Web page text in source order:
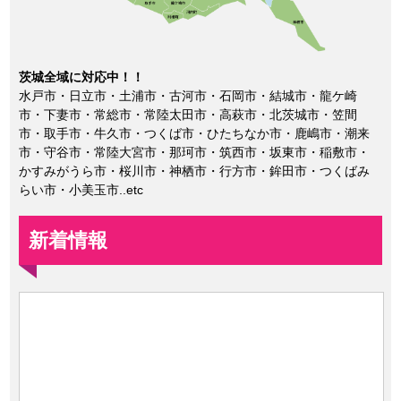
茨城全域に対応中！！
水戸市・日立市・土浦市・古河市・石岡市・結城市・龍ケ崎
市・下妻市・常総市・常陸太田市・高萩市・北茨城市・笠間
市・取手市・牛久市・つくば市・ひたちなか市・鹿嶋市・潮来
市・守谷市・常陸大宮市・那珂市・筑西市・坂東市・稲敷市・
かすみがうら市・桜川市・神栖市・行方市・鉾田市・つくばみ
らい市・小美玉市..etc
新着情報